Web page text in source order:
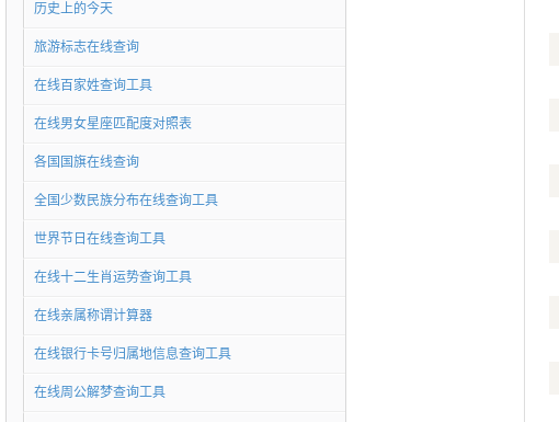
历史上的今天
旅游标志在线查询
在线百家姓查询工具
在线男女星座匹配度对照表
各国国旗在线查询
全国少数民族分布在线查询工具
世界节日在线查询工具
在线十二生肖运势查询工具
在线亲属称谓计算器
在线银行卡号归属地信息查询工具
在线周公解梦查询工具